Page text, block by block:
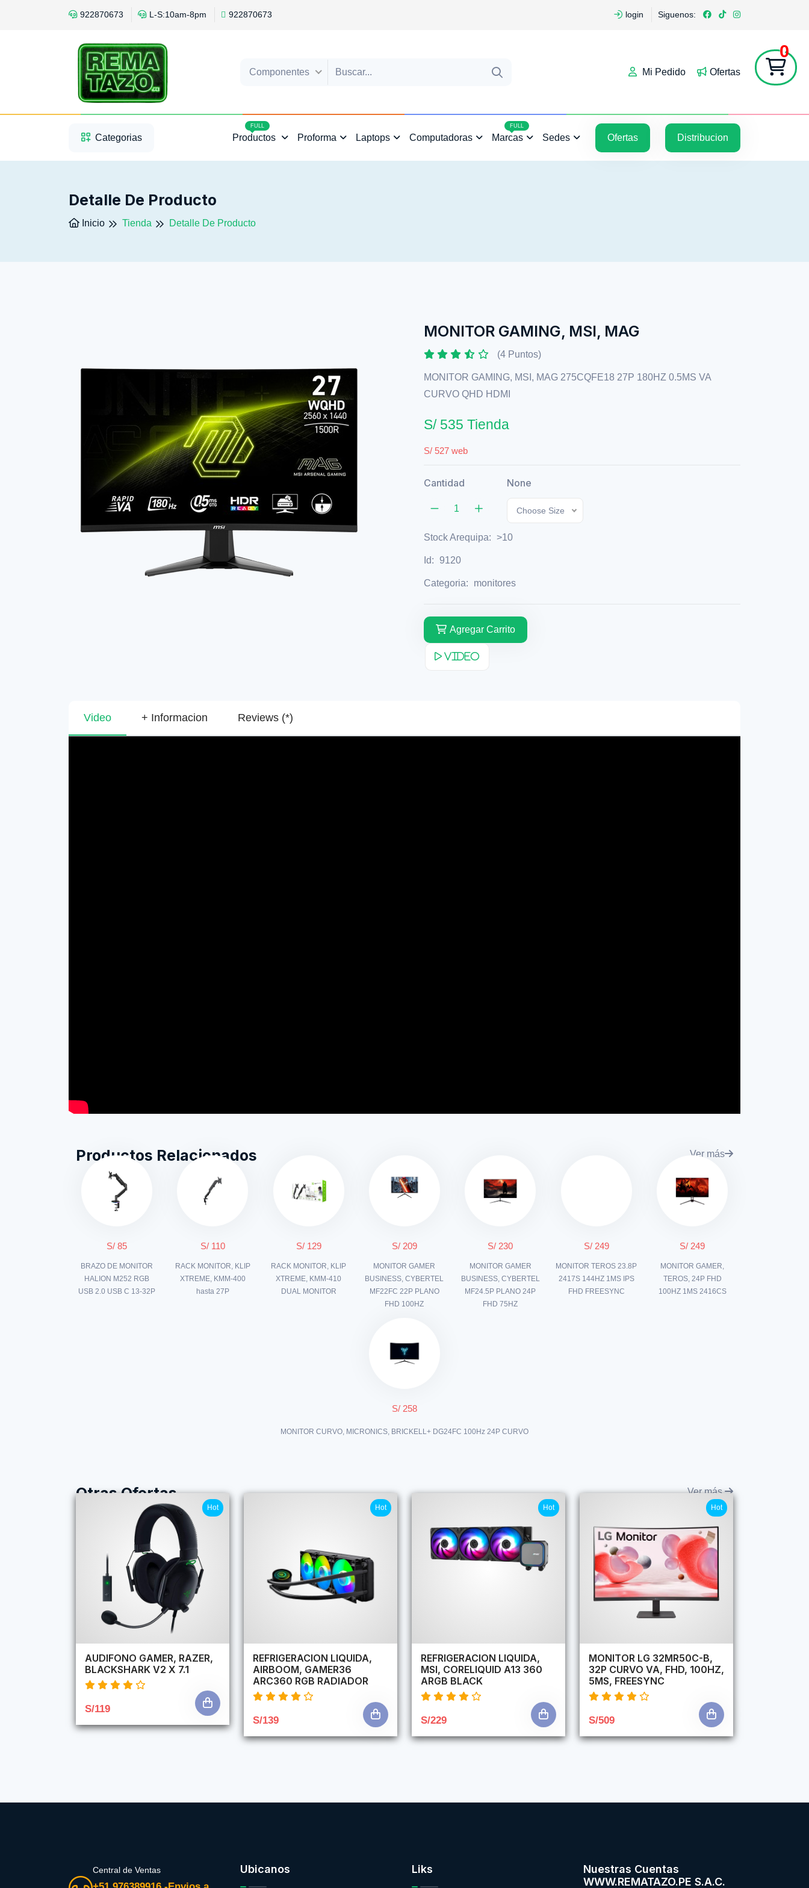
922870673 L-S:10am-8pm 922870673 login Siguenos:
Componentes Mi Pedido Ofertas
0
3
5
Categorias
Productos
FULL
Proforma Laptops Computadoras Marcas
FULL
Sedes Ofertas Distribucion
Detalle De Producto
Inicio Tienda Detalle De Producto
MONITOR GAMING, MSI, MAG
(4 Puntos)
MONITOR GAMING, MSI, MAG 275CQFE18 27P 180HZ 0.5MS VA
CURVO QHD HDMI
S/ 535 Tienda
S/ 527 web
Cantidad None
Choose Size
Stock Arequipa: >10
Id: 9120
Categoria: monitores
Agregar Carrito
Video
Video + Informacion Reviews (*)
Productos Relacionados Ver más
S/ 85
BRAZO DE MONITOR
HALION M252 RGB
USB 2.0 USB C 13-32P
S/ 110
RACK MONITOR, KLIP
XTREME, KMM-400
hasta 27P
S/ 129
RACK MONITOR, KLIP
XTREME, KMM-410
DUAL MONITOR
S/ 209
MONITOR GAMER
BUSINESS, CYBERTEL
MF22FC 22P PLANO
FHD 100HZ
S/ 230
MONITOR GAMER
BUSINESS, CYBERTEL
MF24.5P PLANO 24P
FHD 75HZ
S/ 249
MONITOR TEROS 23.8P
2417S 144HZ 1MS IPS
FHD FREESYNC
S/ 249
MONITOR GAMER,
TEROS, 24P FHD
100HZ 1MS 2416CS
S/ 258
MONITOR CURVO, MICRONICS, BRICKELL+ DG24FC 100Hz 24P CURVO
Otras Ofertas Ver más
Hot
AUDIFONO GAMER, RAZER,
BLACKSHARK V2 X 7.1
S/119
Hot
REFRIGERACION LIQUIDA,
AIRBOOM, GAMER36
ARC360 RGB RADIADOR
S/139
Hot
REFRIGERACION LIQUIDA,
MSI, CORELIQUID A13 360
ARGB BLACK
S/229
Hot
MONITOR LG 32MR50C-B,
32P CURVO VA, FHD, 100HZ,
5MS, FREESYNC
S/509
Central de Ventas Ubicanos Liks
Nuestras Cuentas
WWW.REMATAZO.PE S.A.C.